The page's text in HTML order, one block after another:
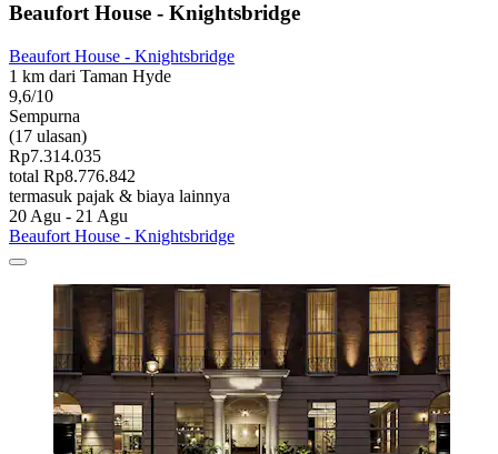
Beaufort House - Knightsbridge
Beaufort House - Knightsbridge
1 km dari Taman Hyde
9,6/10
Sempurna
(17 ulasan)
Rp7.314.035
total Rp8.776.842
termasuk pajak & biaya lainnya
20 Agu - 21 Agu
Beaufort House - Knightsbridge